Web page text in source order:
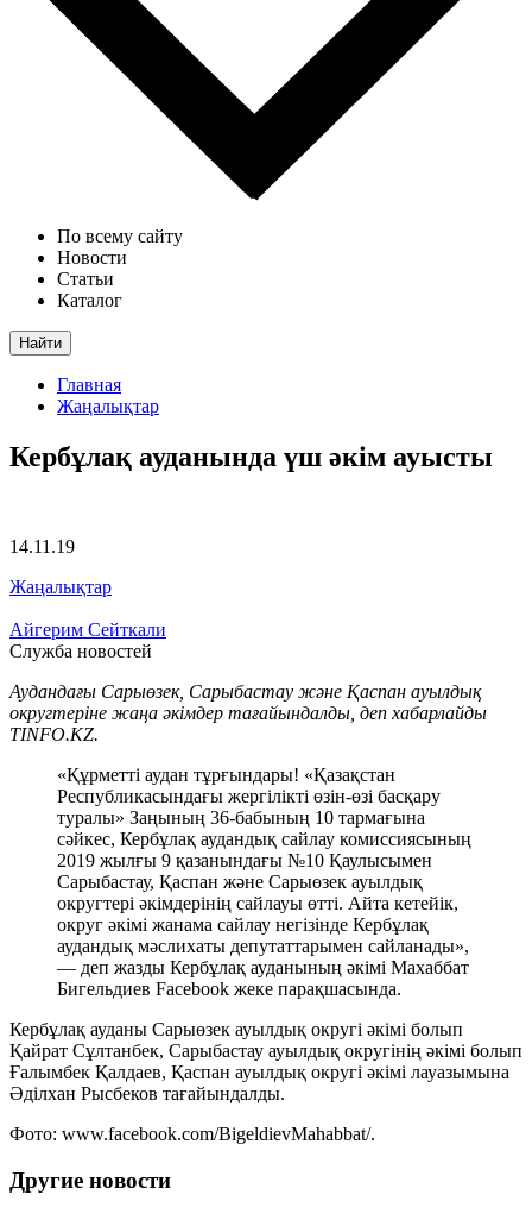
По всему сайту
Новости
Статьи
Каталог
Найти
Главная
Жаңалықтар
Кербұлақ ауданында үш әкім ауысты
14.11.19
Жаңалықтар
Айгерим Сейткали
Служба новостей
Аудандағы Сарыөзек, Сарыбастау және Қаспан ауылдық
округтеріне жаңа әкімдер тағайындалды, деп хабарлайды
TINFO.KZ.
«Құрметті аудан тұрғындары! «Қазақстан
Республикасындағы жергілікті өзін-өзі басқару
туралы» Заңының 36-бабының 10 тармағына
сәйкес, Кербұлақ аудандық сайлау комиссиясының
2019 жылғы 9 қазанындағы №10 Қаулысымен
Сарыбастау, Қаспан және Сарыөзек ауылдық
округтері әкімдерінің сайлауы өтті. Айта кетейік,
округ әкімі жанама сайлау негізінде Кербұлақ
аудандық мәслихаты депутаттарымен сайланады»,
— деп жазды Кербұлақ ауданының әкімі Махаббат
Бигельдиев Facebook жеке парақшасында.
Кербұлақ ауданы Сарыөзек ауылдық округі әкімі болып
Қайрат Сұлтанбек, Сарыбастау ауылдық округінің әкімі болып
Ғалымбек Қалдаев, Қаспан ауылдық округі әкімі лауазымына
Әділхан Рысбеков тағайындалды.
Фото: www.facebook.com/BigeldievMahabbat/.
Другие новости